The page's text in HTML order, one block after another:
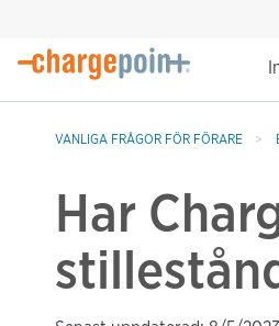
VANLIGA FRÅGOR FÖR FÖRARE
Har